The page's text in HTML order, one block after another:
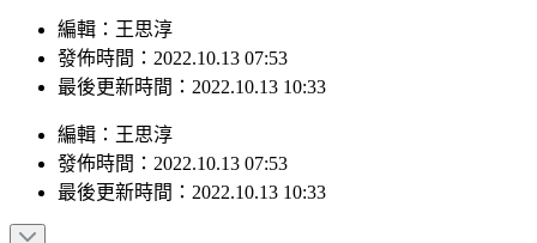
編輯：王思淳
發佈時間：2022.10.13 07:53
最後更新時間：2022.10.13 10:33
編輯 ： 王思淳
發佈時間： 2022.10.13 07:53
最後更新時間： 2022.10.13 10:33